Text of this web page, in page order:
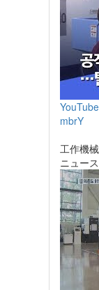
YouTube
mbrY
工作機
ニュー